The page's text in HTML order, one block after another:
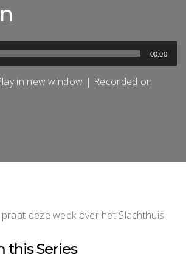
00:00
in new window | Recorded on
praat deze week over het Slachthuis
this Series